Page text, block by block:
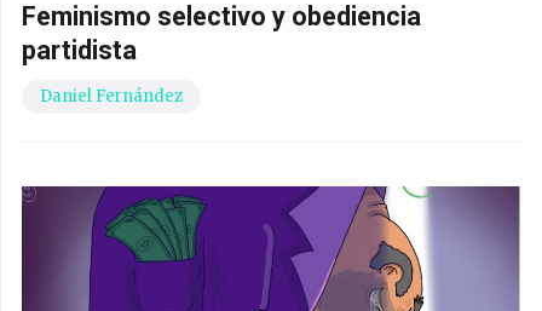
Feminismo selectivo y obediencia
partidista
Daniel Fernández